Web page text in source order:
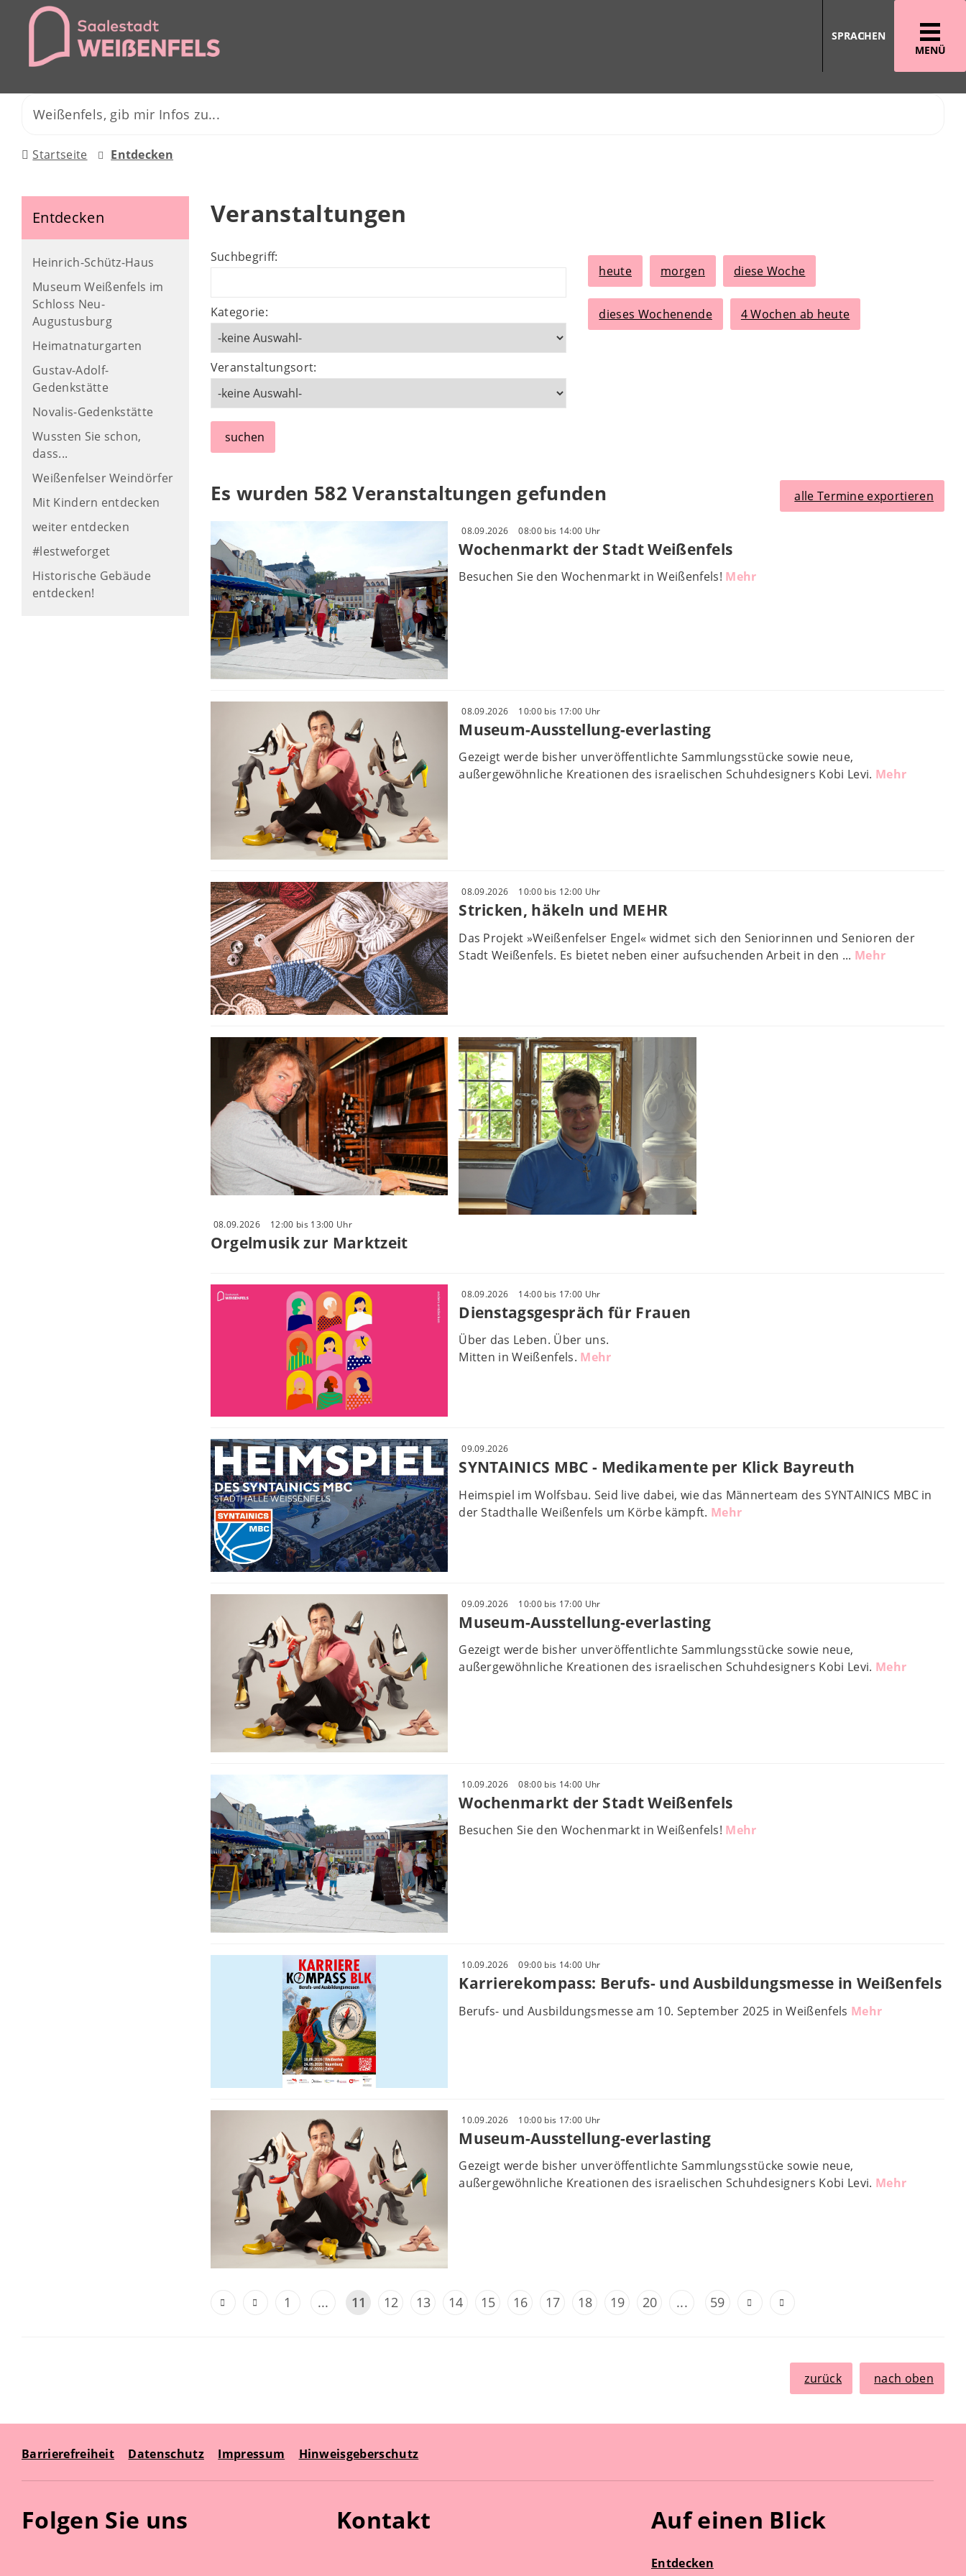
MENÜ
SPRACHEN
Startseite Entdecken
Entdecken
Heinrich-Schütz-Haus
Museum Weißenfels im
Schloss Neu-
Augustusburg
Heimatnaturgarten
Gustav-Adolf-
Gedenkstätte
Novalis-Gedenkstätte
Wussten Sie schon,
dass...
Weißenfelser Weindörfer
Mit Kindern entdecken
weiter entdecken
#lestweforget
Historische Gebäude
entdecken!
Veranstaltungen
Suchbegriff:
Kategorie:
Veranstaltungsort:
suchen
heute morgen diese Woche
dieses Wochenende 4 Wochen ab heute
alle Termine exportieren
Es wurden 582 Veranstaltungen gefunden
08.09.2026 08:00 bis 14:00 Uhr
Wochenmarkt der Stadt Weißenfels
Besuchen Sie den Wochenmarkt in Weißenfels! Mehr
08.09.2026 10:00 bis 17:00 Uhr
Museum-Ausstellung-everlasting
Gezeigt werde bisher unveröffentlichte Sammlungsstücke sowie neue,
außergewöhnliche Kreationen des israelischen Schuhdesigners Kobi Levi. Mehr
08.09.2026 10:00 bis 12:00 Uhr
Stricken, häkeln und MEHR
Das Projekt »Weißenfelser Engel« widmet sich den Seniorinnen und Senioren der
Stadt Weißenfels. Es bietet neben einer aufsuchenden Arbeit in den ... Mehr
08.09.2026 12:00 bis 13:00 Uhr
Orgelmusik zur Marktzeit
08.09.2026 14:00 bis 17:00 Uhr
Dienstagsgespräch für Frauen
Über das Leben. Über uns.
Mitten in Weißenfels. Mehr
09.09.2026
SYNTAINICS MBC - Medikamente per Klick Bayreuth
Heimspiel im Wolfsbau. Seid live dabei, wie das Männerteam des SYNTAINICS MBC in
der Stadthalle Weißenfels um Körbe kämpft. Mehr
09.09.2026 10:00 bis 17:00 Uhr
Museum-Ausstellung-everlasting
Gezeigt werde bisher unveröffentlichte Sammlungsstücke sowie neue,
außergewöhnliche Kreationen des israelischen Schuhdesigners Kobi Levi. Mehr
10.09.2026 08:00 bis 14:00 Uhr
Wochenmarkt der Stadt Weißenfels
Besuchen Sie den Wochenmarkt in Weißenfels! Mehr
10.09.2026 09:00 bis 14:00 Uhr
Karrierekompass: Berufs- und Ausbildungsmesse in Weißenfels
Berufs- und Ausbildungsmesse am 10. September 2025 in Weißenfels Mehr
10.09.2026 10:00 bis 17:00 Uhr
Museum-Ausstellung-everlasting
Gezeigt werde bisher unveröffentlichte Sammlungsstücke sowie neue,
außergewöhnliche Kreationen des israelischen Schuhdesigners Kobi Levi. Mehr
1 ... 11 12 13 14 15 16 17 18 19 20 ... 59
zurück nach oben
Barrierefreiheit Datenschutz Impressum Hinweisgeberschutz
Folgen Sie uns Kontakt Auf einen Blick
Entdecken